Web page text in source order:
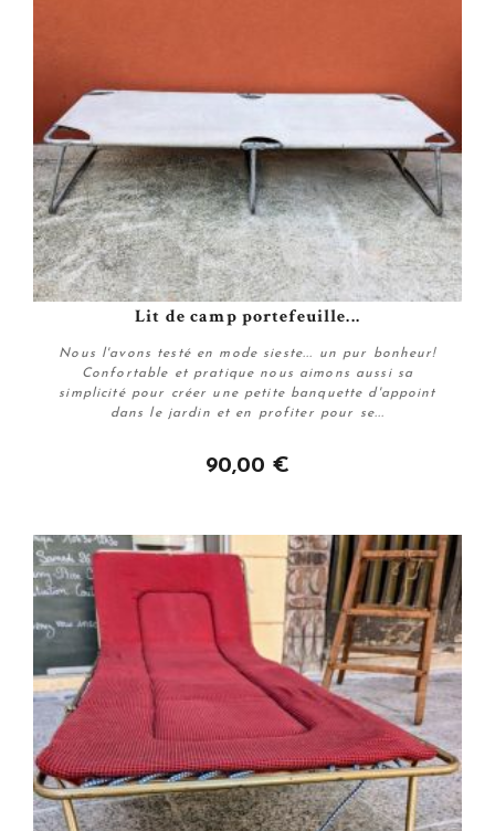
Lit de camp portefeuille...
Nous l'avons testé en mode sieste... un pur bonheur!
Confortable et pratique nous aimons aussi sa
simplicité pour créer une petite banquette d'appoint
dans le jardin et en profiter pour se...
90,00 €